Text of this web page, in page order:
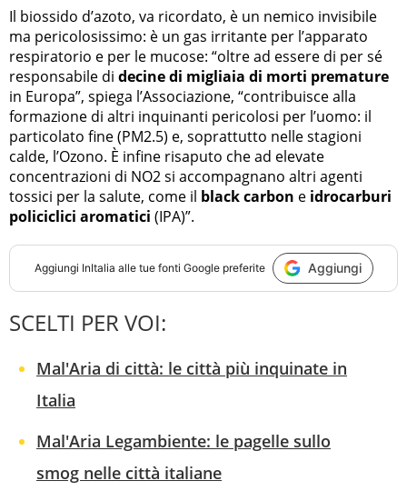
Il biossido d’azoto, va ricordato, è un nemico invisibile
ma pericolosissimo: è un gas irritante per l’apparato
respiratorio e per le mucose: “oltre ad essere di per sé
responsabile di decine di migliaia di morti premature
in Europa”, spiega l’Associazione, “contribuisce alla
formazione di altri inquinanti pericolosi per l’uomo: il
particolato fine (PM2.5) e, soprattutto nelle stagioni
calde, l’Ozono. È infine risaputo che ad elevate
concentrazioni di NO2 si accompagnano altri agenti
tossici per la salute, come il black carbon e idrocarburi
policiclici aromatici (IPA)”.
Aggiungi InItalia alle tue fonti Google preferite Aggiungi
SCELTI PER VOI:
Mal'Aria di città: le città più inquinate in
Italia
Mal'Aria Legambiente: le pagelle sullo
smog nelle città italiane